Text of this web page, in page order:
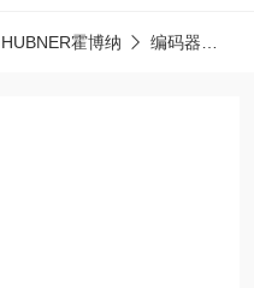
HUBNER霍博纳 编码器